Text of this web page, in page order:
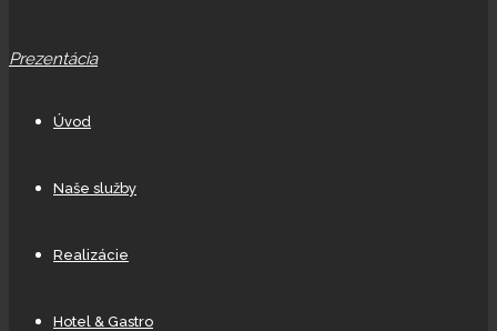
Prezentácia
Úvod
Naše služby
Realizácie
Hotel & Gastro